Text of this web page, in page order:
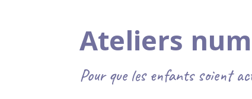
Ateliers
Pour que les enfants soient